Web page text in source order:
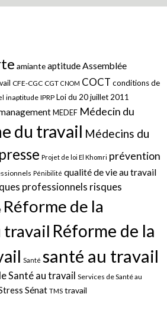
amianteaptitude Assemblée
CFE-CGC CGT CNOM COCT conditions de
inaptitude IPRP Loi du 20 juillet 2011
MEDEF Médecin du
du travail Médecins du
presse Projet de loi El Khomri prévention
Pénibilité qualité de vie au travail
professionnels risques
Réforme de la
travail Réforme de la
Santé santé au travail
Santé au travail Services de Santé au
Sénat TMS travail